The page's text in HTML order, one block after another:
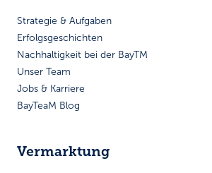
Strategie & Aufgaben
Erfolgsgeschichten
Nachhaltigkeit bei der BayTM
Unser Team
Jobs & Karriere
BayTeaM Blog
Vermarktung